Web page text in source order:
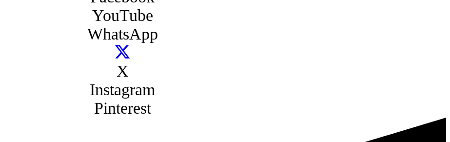
YouTube
WhatsApp
X
Instagram
Pinterest